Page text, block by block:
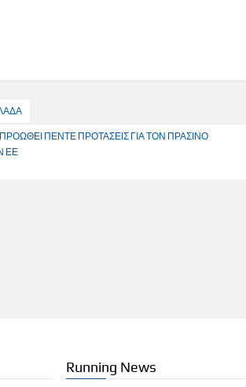
ΠΕΝΤΕ ΠΡΟΤΑΣΕΙΣ ΓΙΑ ΤΟΝ ΠΡΑΣΙΝΟ
ΕΕ
Running News